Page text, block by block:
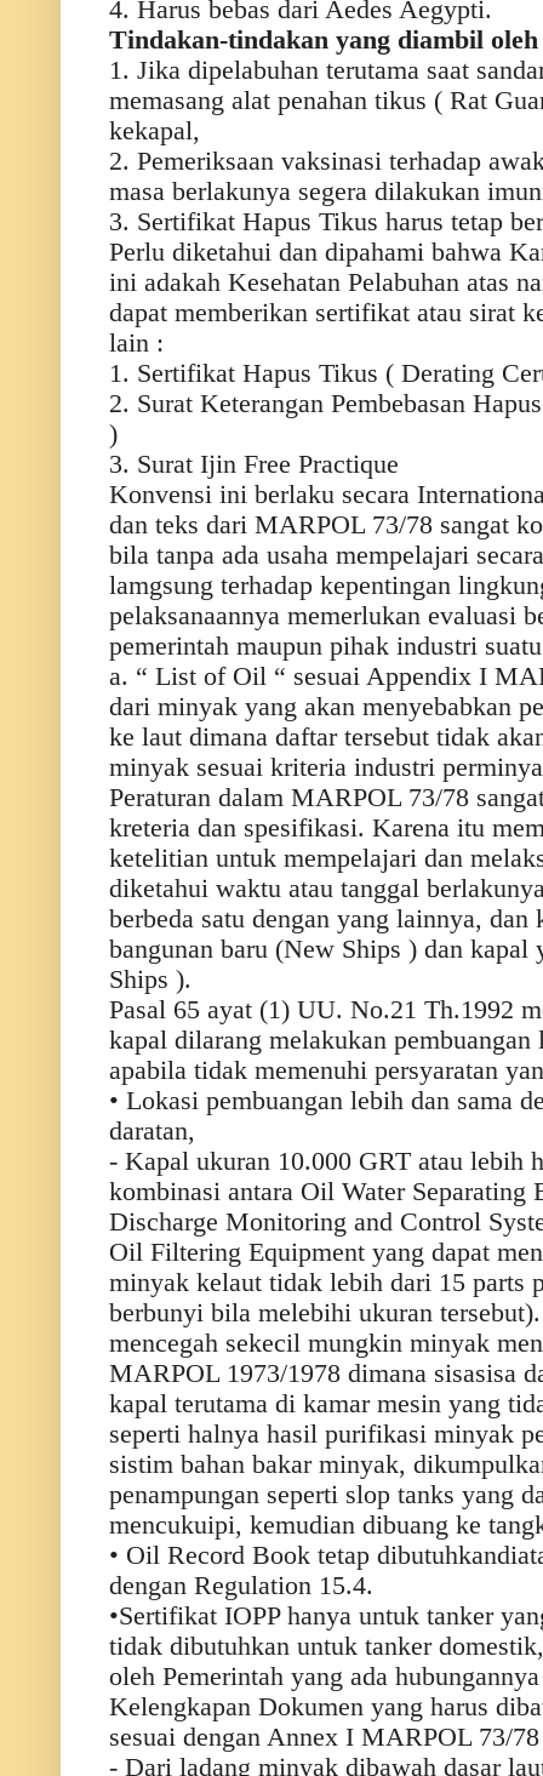
4. Harus bebas dari Aedes Aegypti.
Tindakan-tindakan yang diambil
1. Jika dipelabuhan terutama saat
memasang alat penahan tikus ( Rat
kekapal,
2. Pemeriksaan vaksinasi terhadap
masa berlakunya segera dilakukan
3. Sertifikat Hapus Tikus harus tetap
Perlu diketahui dan dipahami bahwa
ini adakah Kesehatan Pelabuhan atas
dapat memberikan sertifikat atau sirat
lain :
1. Sertifikat Hapus Tikus ( Derating
2. Surat Keterangan Pembebasan
)
3. Surat Ijin Free Practique
Konvensi ini berlaku secara
dan teks dari MARPOL 73/78 sangat
bila tanpa ada usaha mempelajari
lamgsung terhadap kepentingan
pelaksanaannya memerlukan evaluasi
pemerintah maupun pihak industri
a. “ List of Oil “ sesuai Appendix I
dari minyak yang akan menyebabkan
ke laut dimana daftar tersebut tidak
minyak sesuai kriteria industri
Peraturan dalam MARPOL 73/78
kreteria dan spesifikasi. Karena itu
ketelitian untuk mempelajari dan
diketahui waktu atau tanggal
berbeda satu dengan yang lainnya, dan
bangunan baru (New Ships ) dan kapal
Ships ).
Pasal 65 ayat (1) UU. No.21 Th.1992
kapal dilarang melakukan
apabila tidak memenuhi persyaratan
• Lokasi pembuangan lebih dan sama
daratan,
- Kapal ukuran 10.000 GRT atau lebih
kombinasi antara Oil Water Separating
Discharge Monitoring and Control
Oil Filtering Equipment yang dapat
minyak kelaut tidak lebih dari 15 parts
berbunyi bila melebihi ukuran
mencegah sekecil mungkin minyak
MARPOL 1973/1978 dimana sisasisa
kapal terutama di kamar mesin yang
seperti halnya hasil purifikasi minyak
sistim bahan bakar minyak,
penampungan seperti slop tanks yang
mencukuipi, kemudian dibuang ke
• Oil Record Book tetap
dengan Regulation 15.4.
•Sertifikat IOPP hanya untuk tanker
tidak dibutuhkan untuk tanker
oleh Pemerintah yang ada
Kelengkapan Dokumen yang harus
sesuai dengan Annex I MARPOL 73/
- Dari ladang minyak dibawah dasar